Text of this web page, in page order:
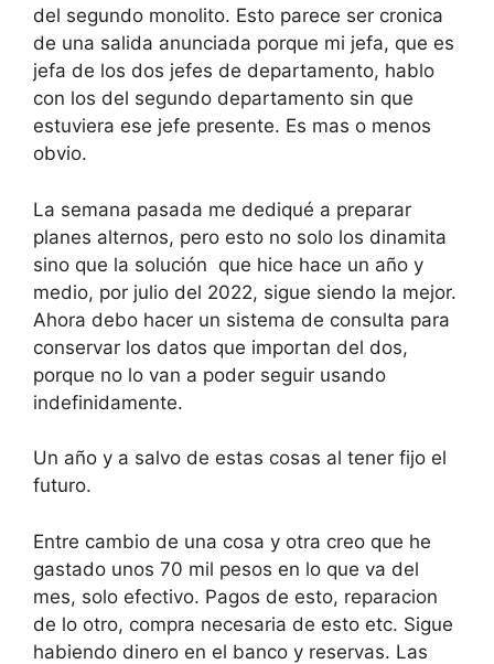
del segundo monolito. Esto parece ser cronica
de una salida anunciada porque mi jefa, que es
jefa de los dos jefes de departamento, hablo
con los del segundo departamento sin que
estuviera ese jefe presente. Es mas o menos
obvio.
La semana pasada me dediqué a preparar
planes alternos, pero esto no solo los dinamita
sino que la solución que hice hace un año y
medio, por julio del 2022, sigue siendo la mejor.
Ahora debo hacer un sistema de consulta para
conservar los datos que importan del dos,
porque no lo van a poder seguir usando
indefinidamente.
Un año y a salvo de estas cosas al tener fijo el
futuro.
Entre cambio de una cosa y otra creo que he
gastado unos 70 mil pesos en lo que va del
mes, solo efectivo. Pagos de esto, reparacion
de lo otro, compra necesaria de esto etc. Sigue
habiendo dinero en el banco y reservas. Las